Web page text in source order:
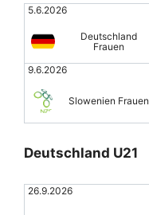
5.6.2026
Deutschland
Frauen
9.6.2026
Slowenien Frauen
Deutschland U21
26.9.2026